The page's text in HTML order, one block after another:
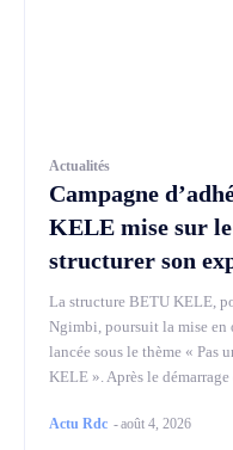
Actualités
Campagne
KELE mise sur
structurer son
La structure BETU KELE,
Ngimbi, poursuit la mise en
lancée sous le thème « Pas
KELE ». Après le démarrage
Actu Rdc -août 4, 2026